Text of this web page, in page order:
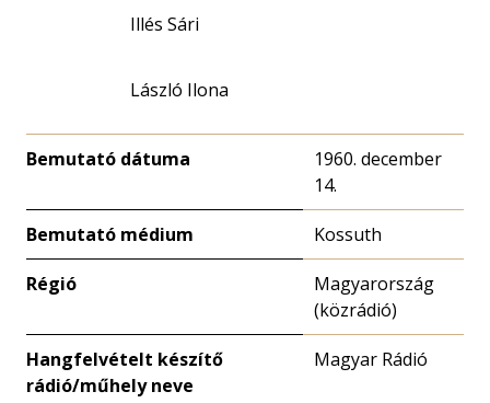
Illés Sári
László Ilona
Bemutató dátuma
1960. december
14.
Bemutató médium Kossuth
Régió
Magyarország
(közrádió)
Hangfelvételt készítő
rádió/műhely neve
Magyar Rádió